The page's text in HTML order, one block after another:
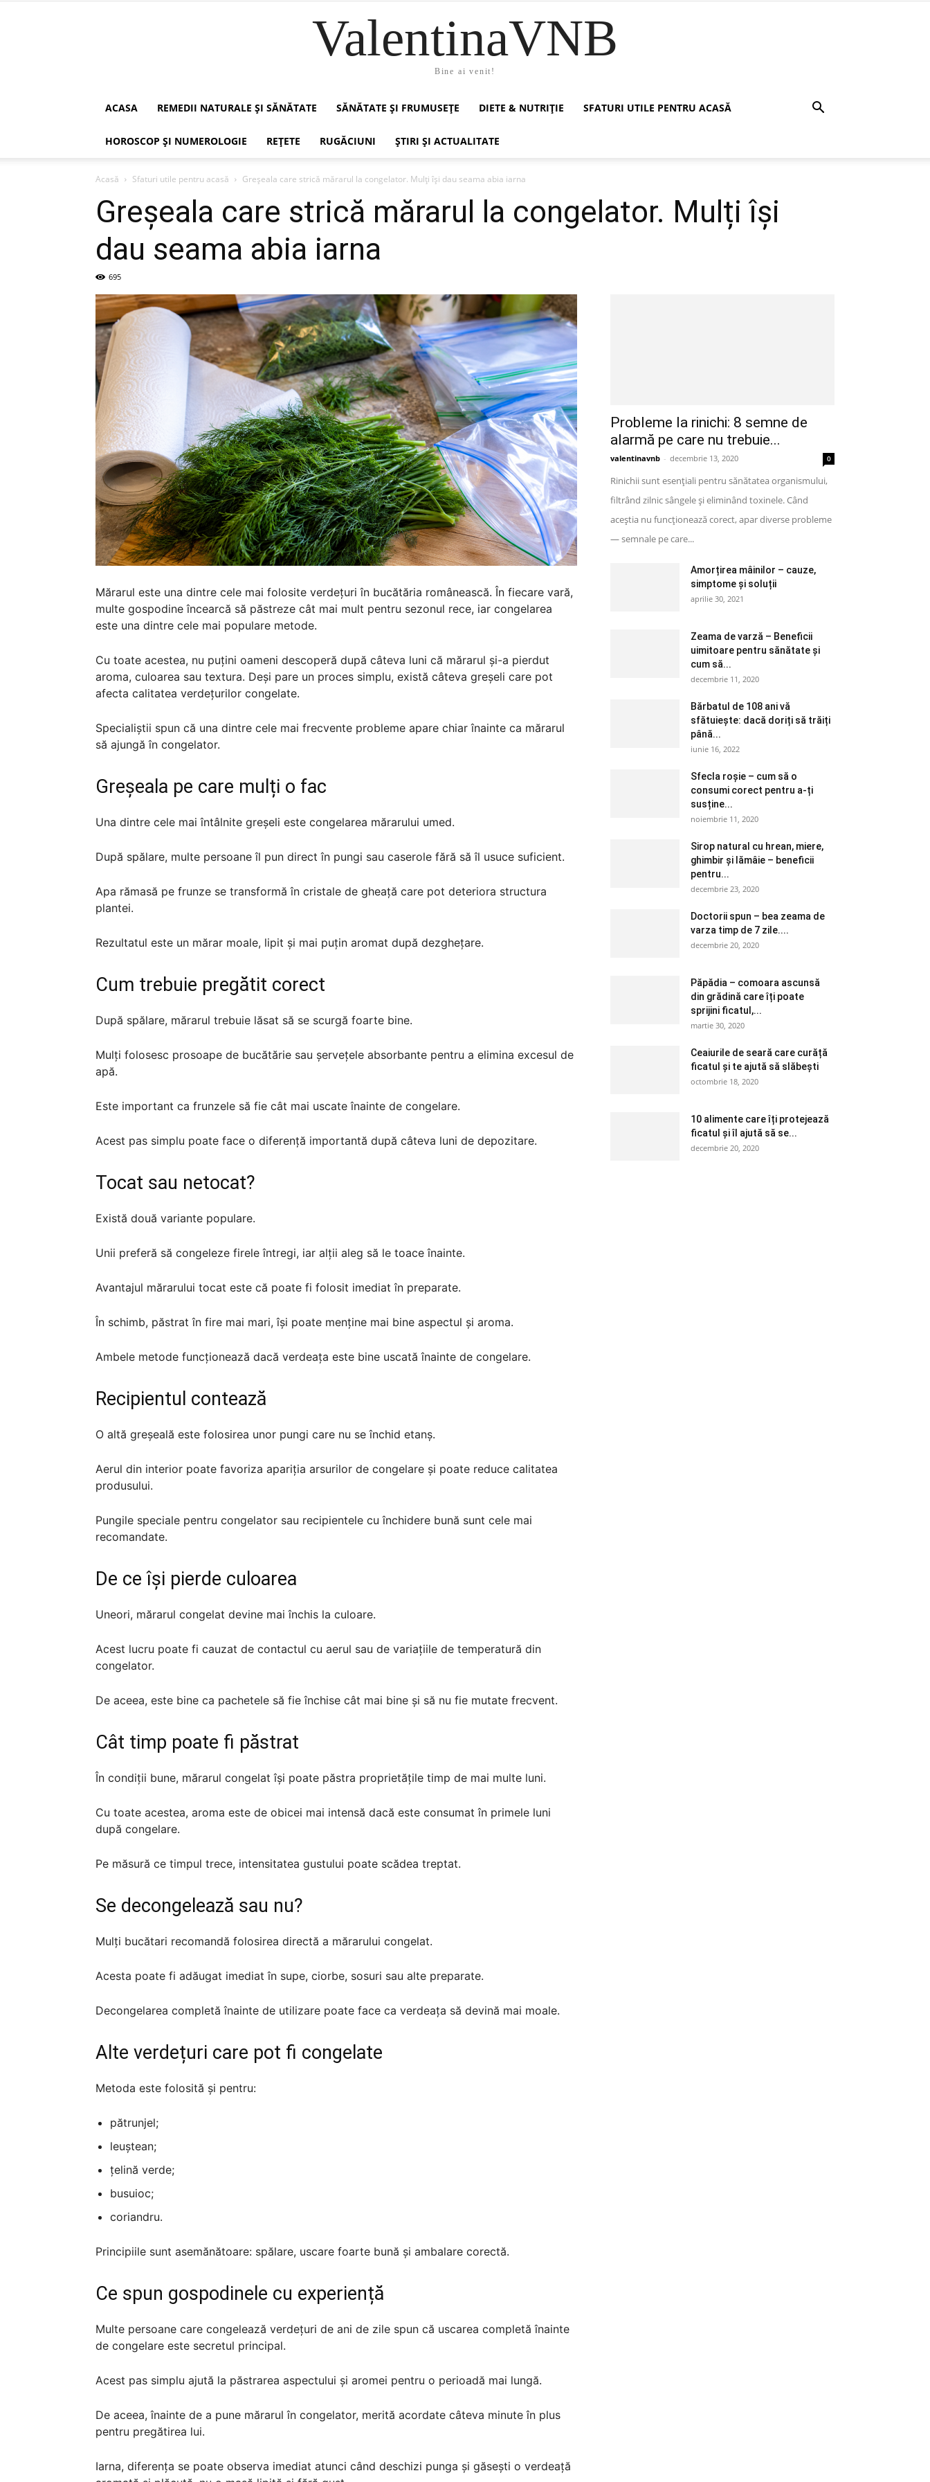
ValentinaVNB
Bine ai venit!
ACASA REMEDII NATURALE ȘI SĂNĂTATE SĂNĂTATE ȘI FRUMUSEȚE DIETE & NUTRIȚIE SFATURI UTILE PENTRU ACASĂ
HOROSCOP ȘI NUMEROLOGIE REȚETE RUGĂCIUNI ȘTIRI ȘI ACTUALITATE
Acasă Sfaturi utile pentru acasă Greșeala care strică mărarul la congelator. Mulți își dau seama abia iarna
Greșeala care strică mărarul la congelator. Mulți își
dau seama abia iarna
695
Mărarul este una dintre cele mai folosite verdețuri în bucătăria românească. În fiecare vară,
multe gospodine încearcă să păstreze cât mai mult pentru sezonul rece, iar congelarea
este una dintre cele mai populare metode.
Cu toate acestea, nu puțini oameni descoperă după câteva luni că mărarul și-a pierdut
aroma, culoarea sau textura. Deși pare un proces simplu, există câteva greșeli care pot
afecta calitatea verdețurilor congelate.
Specialiștii spun că una dintre cele mai frecvente probleme apare chiar înainte ca mărarul
să ajungă în congelator.
Greșeala pe care mulți o fac
Una dintre cele mai întâlnite greșeli este congelarea mărarului umed.
După spălare, multe persoane îl pun direct în pungi sau caserole fără să îl usuce suficient.
Apa rămasă pe frunze se transformă în cristale de gheață care pot deteriora structura
plantei.
Rezultatul este un mărar moale, lipit și mai puțin aromat după dezghețare.
Cum trebuie pregătit corect
După spălare, mărarul trebuie lăsat să se scurgă foarte bine.
Mulți folosesc prosoape de bucătărie sau șervețele absorbante pentru a elimina excesul de
apă.
Este important ca frunzele să fie cât mai uscate înainte de congelare.
Acest pas simplu poate face o diferență importantă după câteva luni de depozitare.
Tocat sau netocat?
Există două variante populare.
Unii preferă să congeleze firele întregi, iar alții aleg să le toace înainte.
Avantajul mărarului tocat este că poate fi folosit imediat în preparate.
În schimb, păstrat în fire mai mari, își poate menține mai bine aspectul și aroma.
Ambele metode funcționează dacă verdeața este bine uscată înainte de congelare.
Recipientul contează
O altă greșeală este folosirea unor pungi care nu se închid etanș.
Aerul din interior poate favoriza apariția arsurilor de congelare și poate reduce calitatea
produsului.
Pungile speciale pentru congelator sau recipientele cu închidere bună sunt cele mai
recomandate.
De ce își pierde culoarea
Uneori, mărarul congelat devine mai închis la culoare.
Acest lucru poate fi cauzat de contactul cu aerul sau de variațiile de temperatură din
congelator.
De aceea, este bine ca pachetele să fie închise cât mai bine și să nu fie mutate frecvent.
Cât timp poate fi păstrat
În condiții bune, mărarul congelat își poate păstra proprietățile timp de mai multe luni.
Cu toate acestea, aroma este de obicei mai intensă dacă este consumat în primele luni
după congelare.
Pe măsură ce timpul trece, intensitatea gustului poate scădea treptat.
Se decongelează sau nu?
Mulți bucătari recomandă folosirea directă a mărarului congelat.
Acesta poate fi adăugat imediat în supe, ciorbe, sosuri sau alte preparate.
Decongelarea completă înainte de utilizare poate face ca verdeața să devină mai moale.
Alte verdețuri care pot fi congelate
Metoda este folosită și pentru:
pătrunjel;
leuștean;
țelină verde;
busuioc;
coriandru.
Principiile sunt asemănătoare: spălare, uscare foarte bună și ambalare corectă.
Ce spun gospodinele cu experiență
Multe persoane care congelează verdețuri de ani de zile spun că uscarea completă înainte
de congelare este secretul principal.
Acest pas simplu ajută la păstrarea aspectului și aromei pentru o perioadă mai lungă.
De aceea, înainte de a pune mărarul în congelator, merită acordate câteva minute în plus
pentru pregătirea lui.
Iarna, diferența se poate observa imediat atunci când deschizi punga și găsești o verdeață
Probleme la rinichi: 8 semne de
alarmă pe care nu trebuie...
valentinavnb - decembrie 13, 2020 0
Rinichii sunt esențiali pentru sănătatea organismului,
filtrând zilnic sângele și eliminând toxinele. Când
aceștia nu funcționează corect, apar diverse probleme
— semnale pe care...
Amorțirea mâinilor – cauze,
simptome și soluții
aprilie 30, 2021
Zeama de varză – Beneficii
uimitoare pentru sănătate și
cum să...
decembrie 11, 2020
Bărbatul de 108 ani vă
sfătuiește: dacă doriți să trăiți
până...
iunie 16, 2022
Sfecla roșie – cum să o
consumi corect pentru a-ți
susține...
noiembrie 11, 2020
Sirop natural cu hrean, miere,
ghimbir și lămâie – beneficii
pentru...
decembrie 23, 2020
Doctorii spun – bea zeama de
varza timp de 7 zile....
decembrie 20, 2020
Păpădia – comoara ascunsă
din grădină care îți poate
sprijini ficatul,...
martie 30, 2020
Ceaiurile de seară care curăță
ficatul și te ajută să slăbești
octombrie 18, 2020
10 alimente care îți protejează
ficatul și îl ajută să se...
decembrie 20, 2020